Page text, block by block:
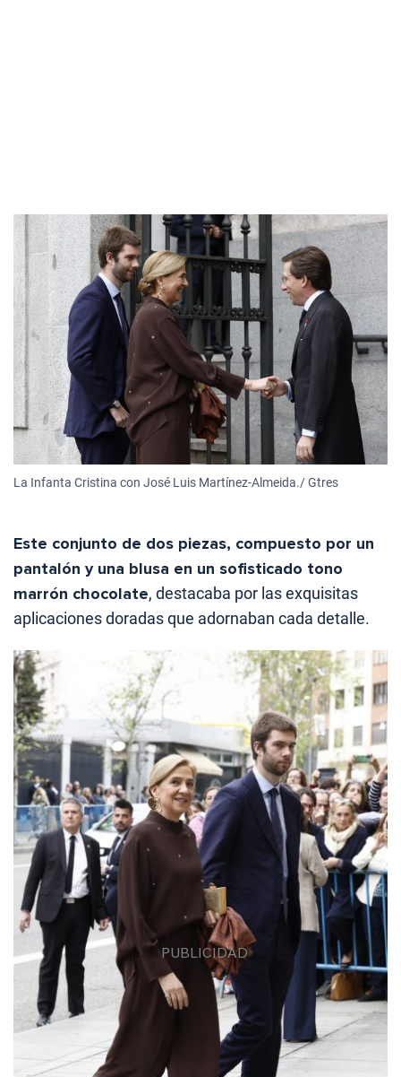
La Infanta Cristina con José Luis Martínez-Almeida./ Gtres
Este conjunto de dos piezas, compuesto por un
pantalón y una blusa en un sofisticado tono
marrón chocolate, destacaba por las exquisitas
aplicaciones doradas que adornaban cada detalle.